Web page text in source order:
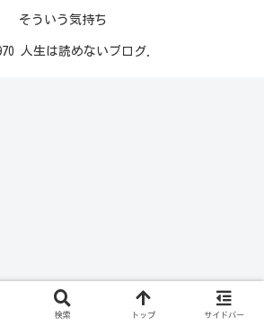
そういう気持ち
人生は読めないブログ.
検索 トップ サイドバー